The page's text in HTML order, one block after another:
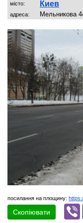
місто: Киев
адреса: Мельникова
посилання на площину:
Скопіювати